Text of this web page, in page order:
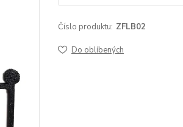
Číslo produktu: ZFLB02
Do oblíbených